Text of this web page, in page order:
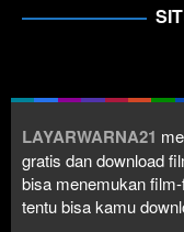
LAYARWARNA21
gratis dan download
bisa menemukan
tentu bisa kamu